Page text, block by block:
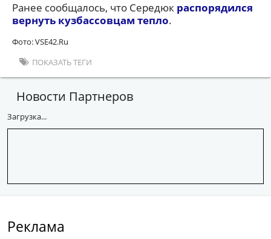
Ранее сообщалось, что Середюк распорядился
вернуть кузбассовцам тепло.
Фото: VSE42.Ru
ПОКАЗАТЬ ТЕГИ
Новости Партнеров
Загрузка...
Реклама